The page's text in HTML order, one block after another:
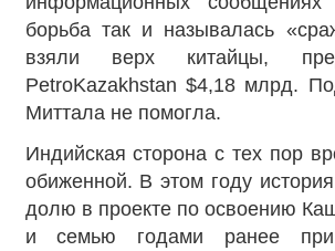
борьба так и называлась
взяли верх китайцы,
PetroKazakhstan $4,18 млрд.
Миттала не помогла.
Индийская сторона с тех пор
обиженной. В этом году
долю в проекте по освоению
и семью годами ранее при